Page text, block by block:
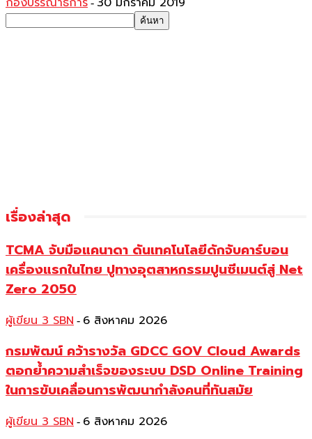
-
เรื่องล่าสุด
TCMA จับมือแคนาดา ดันเทคโนโลยีดักจับคาร์บอน
เครื่องแรกในไทย ปูทางอุตสาหกรรมปูนซีเมนต์สู่ Net
Zero 2050
ผู้เขียน 3 SBN - 6 สิงหาคม 2026
กรมพัฒน์ คว้ารางวัล GDCC GOV Cloud Awards
ตอกย้ำความสำเร็จของระบบ DSD Online Training
ในการขับเคลื่อนการพัฒนากำลังคนที่ทันสมัย
ผู้เขียน 3 SBN - 6 สิงหาคม 2026